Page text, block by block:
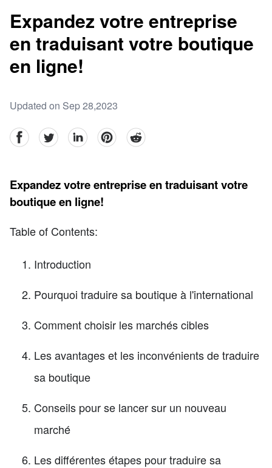
Expandez votre entreprise
en traduisant votre boutique
en ligne!
Updated on Sep 28,2023
facebookTwitter linkedinpinterestreddit
Expandez votre entreprise en traduisant votre
boutique en ligne!
Table of Contents:
Introduction
Pourquoi traduire sa boutique à l'international
Comment choisir les marchés cibles
Les avantages et les inconvénients de traduire
sa boutique
Conseils pour se lancer sur un nouveau
marché
Les différentes étapes pour traduire sa